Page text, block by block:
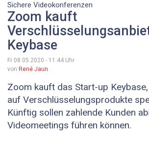
Sichere Videokonferenzen
Zoom kauft
Keybase
Fr 08.05.2020 - 11:44 Uhr
von René Jaun
Zoom kauft das Start-up
auf Verschlüsselungsprodukte
Künftig sollen zahlende Kunden
Videomeetings führen können.